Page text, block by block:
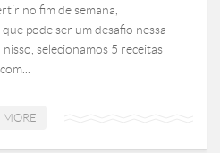
no fim de semana,
pode ser um desafio nessa
selecionamos 5 receitas
MORE